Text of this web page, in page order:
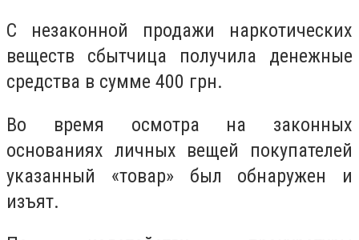
С незаконной продажи наркотических
веществ сбытчица получила денежные
средства в сумме 400 грн.
Во время осмотра на законных
основаниях личных вещей покупателей
указанный «товар» был обнаружен и
изъят.